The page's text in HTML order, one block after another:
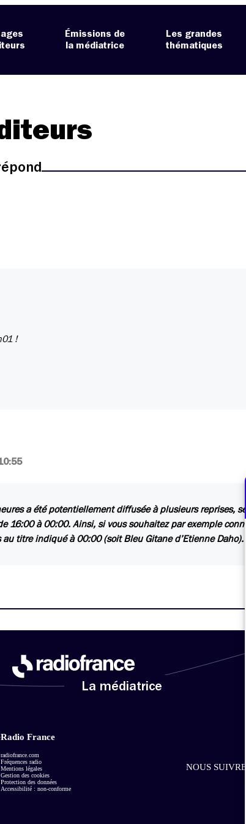
Émissions de
la médiatrice
Les grandes
thématiques
!
a été potentiellement diffusée à plusieurs reprises,
16:00 à 00:00. Ainsi, si vous souhaitez par exemple
au titre indiqué à 00:00 (soitBleu Gitaned’Etienne Daho).
La médiatrice
Radio France
radiofrance.com
Fréquences radio
Mentions légales
Gestion des cookies
Protection des données
Accessibilité : non-conforme
NOUS